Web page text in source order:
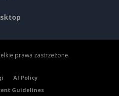
prawa zastrzeżone.
AI Policy
Guidelines